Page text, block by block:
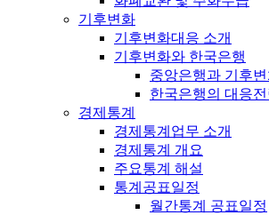
기후변화
기후변화대응 소개
기후변화와 한국은행
중앙은행과 기후
한국은행의 대응
경제통계
경제통계업무 소개
경제통계 개요
주요통계 해설
통계공표일정
월간통계 공표일정